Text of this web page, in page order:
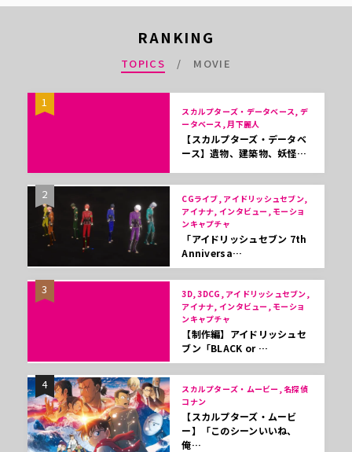
RANKING
TOPICS MOVIE
1
スカルプターズ・データベース, デ
ータベース, 月下麗人
【スカルプターズ・データベ
ース】遺物、建築物、妖怪…
2
CGライブ, アイドリッシュセブン,
アイナナ, インタビュー, モーショ
ンキャプチャ
「アイドリッシュセブン 7th
Anniversa…
3
3D, 3DCG, アイドリッシュセブン,
アイナナ, インタビュー, モーショ
ンキャプチャ
【制作編】アイドリッシュセ
ブン「BLACK or …
4
スカルプターズ・ムービー, 名探偵
コナン
【スカルプターズ・ムービ
ー】「このシーンいいね、
俺…